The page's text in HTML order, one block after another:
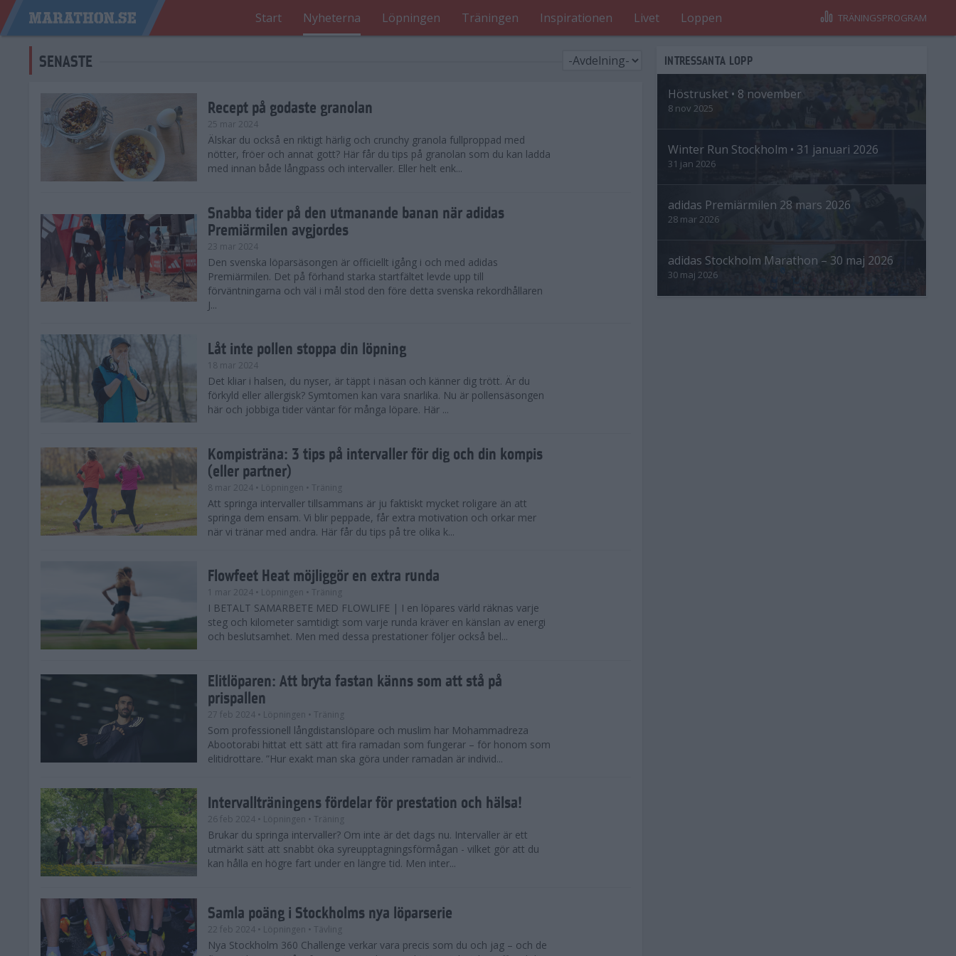
Start Nyheterna Löpningen Träningen Inspirationen Livet Loppen TRÄNINGSPROGRAM
SENASTE
Recept på godaste granolan
25 mar 2024
Älskar du också en riktigt härlig och crunchy granola fullproppad med
nötter, fröer och annat gott? Här får du tips på granolan som du kan ladda
med innan både långpass och intervaller. Eller helt enk...
Snabba tider på den utmanande banan när adidas
Premiärmilen avgjordes
23 mar 2024
Den svenska löparsäsongen är officiellt igång i och med adidas
Premiärmilen. Det på förhand starka startfältet levde upp till
förväntningarna och väl i mål stod den före detta svenska rekordhållaren
J...
Låt inte pollen stoppa din löpning
18 mar 2024
Det kliar i halsen, du nyser, är täppt i näsan och känner dig trött. Är du
förkyld eller allergisk? Symtomen kan vara snarlika. Nu är pollensäsongen
här och jobbiga tider väntar för många löpare. Här ...
Kompisträna: 3 tips på intervaller för dig och din kompis
(eller partner)
8 mar 2024 • Löpningen • Träning
Att springa intervaller tillsammans är ju faktiskt mycket roligare än att
springa dem ensam. Vi blir peppade, får extra motivation och orkar mer
när vi tränar med andra. Här får du tips på tre olika k...
Flowfeet Heat möjliggör en extra runda
1 mar 2024 • Löpningen • Träning
I BETALT SAMARBETE MED FLOWLIFE | I en löpares värld räknas varje
steg och kilometer samtidigt som varje runda kräver en känslan av energi
och beslutsamhet. Men med dessa prestationer följer också bel...
Elitlöparen: Att bryta fastan känns som att stå på
prispallen
27 feb 2024 • Löpningen • Träning
Som professionell långdistanslöpare och muslim har Mohammadreza
Abootorabi hittat ett sätt att fira ramadan som fungerar – för honom som
elitidrottare. ”Hur exakt man ska göra under ramadan är individ...
Intervallträningens fördelar för prestation och hälsa!
26 feb 2024 • Löpningen • Träning
Brukar du springa intervaller? Om inte är det dags nu. Intervaller är ett
utmärkt sätt att snabbt öka syreupptagningsförmågan - vilket gör att du
kan hålla en högre fart under en längre tid. Men inter...
Samla poäng i Stockholms nya löparserie
22 feb 2024 • Löpningen • Tävling
Nya Stockholm 360 Challenge verkar vara precis som du och jag – och de
INTRESSANTA LOPP
Höstrusket • 8 november
8 nov 2025
Winter Run Stockholm • 31 januari 2026
31 jan 2026
adidas Premiärmilen 28 mars 2026
28 mar 2026
adidas Stockholm Marathon – 30 maj 2026
30 maj 2026